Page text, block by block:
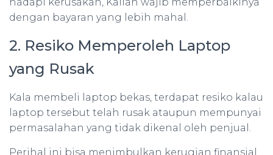
dengan bayaran yang lebih mahal.
2. Resiko Memperoleh Laptop
yang Rusak
Kala membeli laptop bekas, terdapat resiko kalau
laptop tersebut telah rusak ataupun mempunyai
permasalahan yang tidak dikenal oleh penjual.
Perihal ini bisa menimbulkan kerugian finansial